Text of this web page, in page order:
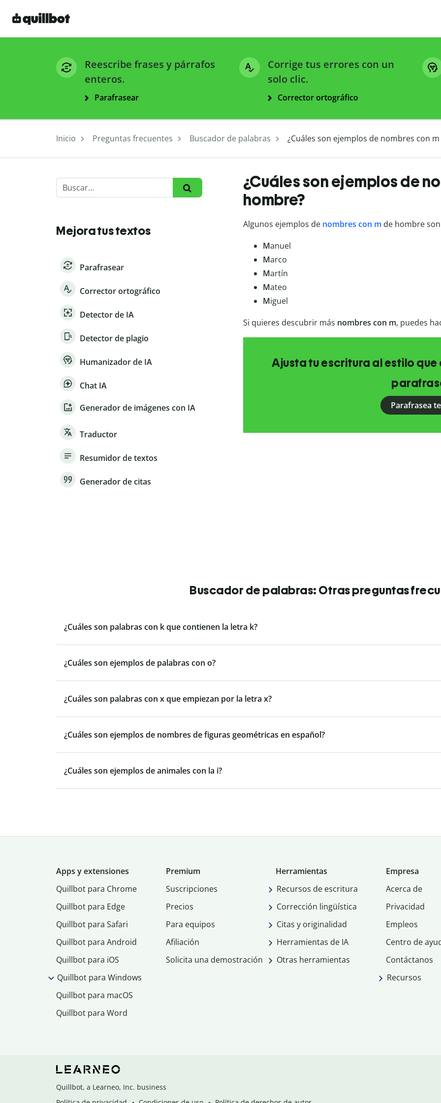
Reescribe frases y párrafos
enteros.
Parafrasear
Corrige tus errores con un
solo clic.
Corrector ortográfico
Inicio Preguntas frecuentes Buscador de palabras ¿Cuáles son ejemplos de nombres con
Mejora tus textos
Parafrasear
Corrector ortográfico
Detector de IA
Detector de plagio
Humanizador de IA
Chat IA
Generador de imágenes con IA
Traductor
Resumidor de textos
Generador de citas
¿Cuáles son ejemplos de
hombre?
Algunos ejemplos de nombres con m de hombre
Manuel
Marco
Martín
Mateo
Miguel
Si quieres descubrir más nombres con m, puedes
Ajusta tu escritura al estilo
Parafrasea
Buscador de palabras: Otras preguntas
¿Cuáles son palabras con k que contienen la letra k?
¿Cuáles son ejemplos de palabras con o?
¿Cuáles son palabras con x que empiezan por la letra x?
¿Cuáles son ejemplos de nombres de figuras geométricas en español?
¿Cuáles son ejemplos de animales con la i?
Apps y extensiones
Quillbot para Chrome
Quillbot para Edge
Quillbot para Safari
Quillbot para Android
Quillbot para iOS
Quillbot para Windows
Quillbot para macOS
Quillbot para Word
Premium
Suscripciones
Precios
Para equipos
Afiliación
Solicita una demostración
Herramientas
Recursos de escritura
Corrección lingüística
Citas y originalidad
Herramientas de IA
Otras herramientas
Empresa
Acerca de
Privacidad
Empleos
Centro de
Contáctanos
Recursos
Quillbot, a Learneo, Inc. business